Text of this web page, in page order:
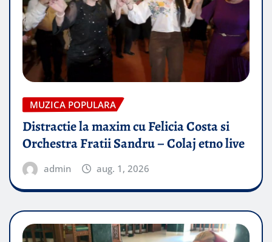
MUZICA POPULARA
Distractie la maxim cu Felicia Costa si
Orchestra Fratii Sandru – Colaj etno live
admin aug. 1, 2026